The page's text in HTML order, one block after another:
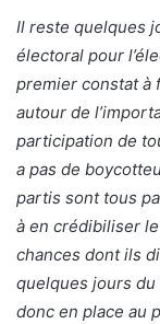
Il reste quelques
électoral pour
premier constat à
autour de
participation de
a pas de
partis sont tous
à en crédibiliser
chances dont ils
quelques jours
donc en place au